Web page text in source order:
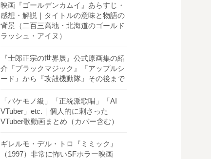
映画『ゴールデンカムイ』あらすじ・
感想・解説｜タイトルの意味と物語の
背景（二百三高地・北海道のゴールド
ラッシュ・アイヌ）
『士郎正宗の世界展』公式原画集の紹
介『ブラックマジック』『アップルシ
ード』から『攻殻機動隊』その後まで
「バケモノ級」「正統派歌唱」「AI
VTuber」etc.｜個人的に刺さった
VTuber歌動画まとめ（カバー含む）
ギレルモ・デル・トロ『ミミック』
（1997）非常に怖いSFホラー映画